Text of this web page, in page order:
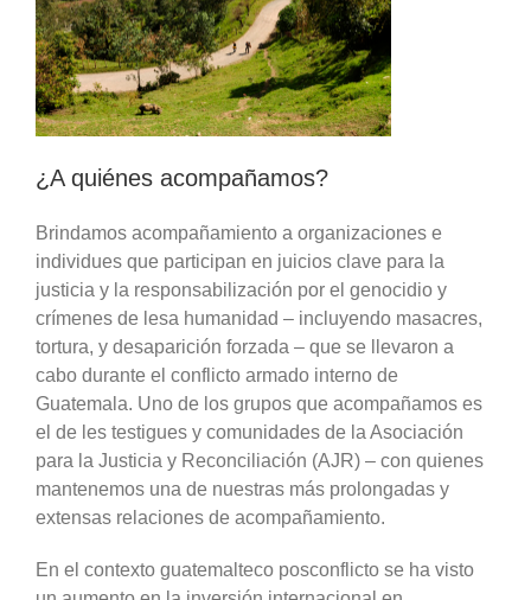
¿A quiénes acompañamos?
Brindamos acompañamiento a organizaciones e
individues que participan en juicios clave para la
justicia y la responsabilización por el genocidio y
crímenes de lesa humanidad – incluyendo masacres,
tortura, y desaparición forzada – que se llevaron a
cabo durante el conflicto armado interno de
Guatemala. Uno de los grupos que acompañamos es
el de les testigues y comunidades de la Asociación
para la Justicia y Reconciliación (AJR) – con quienes
mantenemos una de nuestras más prolongadas y
extensas relaciones de acompañamiento.
En el contexto guatemalteco posconflicto se ha visto